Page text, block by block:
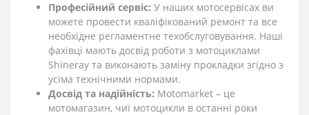
Професійний сервіс: У наших мотосервісах ви
можете провести кваліфікований ремонт та все
необхідне регламентне техобслуговування. Наші
фахівці мають досвід роботи з мотоциклами
Shineray та виконають заміну прокладки згідно з
усіма технічними нормами.
Досвід та надійність: Motomarket – це
мотомагазин, чиї мотоцикли в останні роки